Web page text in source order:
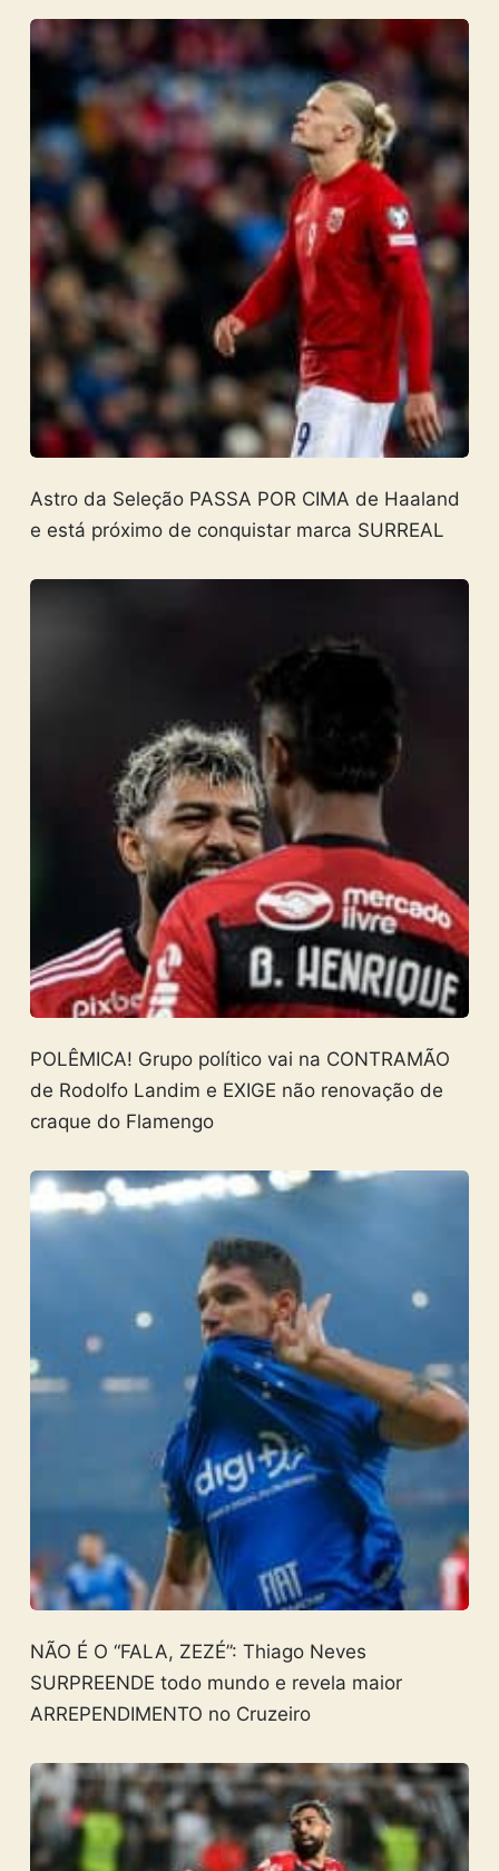
Astro da Seleção PASSA POR CIMA de Haaland
e está próximo de conquistar marca SURREAL
POLÊMICA! Grupo político vai na CONTRAMÃO
de Rodolfo Landim e EXIGE não renovação de
craque do Flamengo
NÃO É O “FALA, ZEZÉ”: Thiago Neves
SURPREENDE todo mundo e revela maior
ARREPENDIMENTO no Cruzeiro